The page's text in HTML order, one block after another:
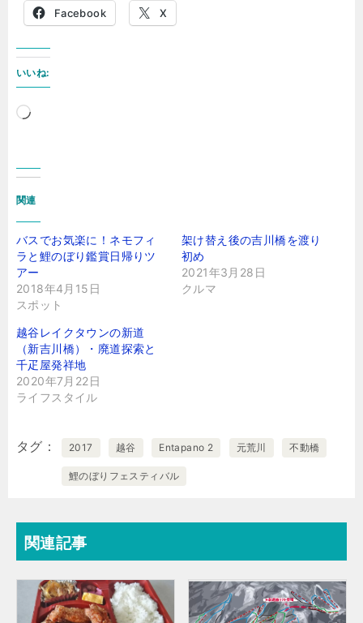
Facebook X
いいね:
読
関連
バスでお気楽に！ネモフィ
ラと鯉のぼり鑑賞日帰りツ
アー
2018年4月15日
スポット
架け替え後の吉川橋を渡り
初め
2021年3月28日
クルマ
越谷レイクタウンの新道
（新吉川橋）・廃道探索と
千疋屋発祥地
2020年7月22日
ライフスタイル
タグ 2017 越谷 Entapano 2 元荒川 不動橋
鯉のぼりフェスティバル
関連記事